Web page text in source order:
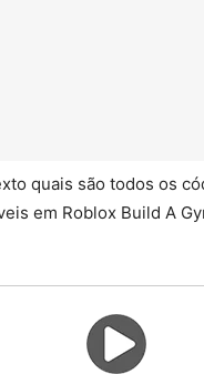
quais são todos os
em Roblox Build A